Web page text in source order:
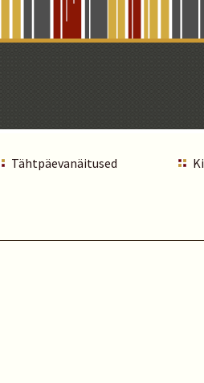
Tähtpäevanäitused